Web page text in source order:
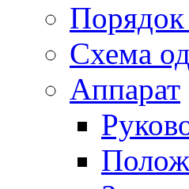
Порядок
Схема
Аппарат